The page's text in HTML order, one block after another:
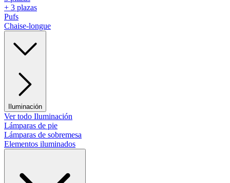
+ 3 plazas
Pufs
Chaise-longue
Iluminación
Ver todo Iluminación
Lámparas de pie
Lámparas de sobremesa
Elementos iluminados